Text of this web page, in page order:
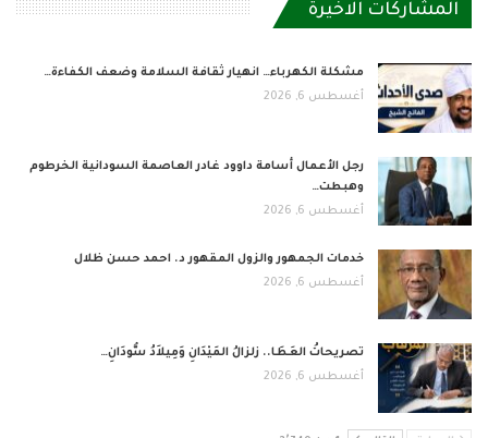
المشاركات الاخيرة
مشكلة الكهرباء… انهيار ثقافة السلامة وضعف الكفاءة…
أغسطس 6, 2026
رجل الأعمال أسامة داوود غادر العاصمة السودانية الخرطوم
وهبطت…
أغسطس 6, 2026
خدمات الجمهور والزول المقهور د. احمد حسن ظلال
أغسطس 6, 2026
تصريحاتُ العَطَا.. زلزالُ المَيْدَانِ وَمِيلاَدُ سُّودَانِ…
أغسطس 6, 2026